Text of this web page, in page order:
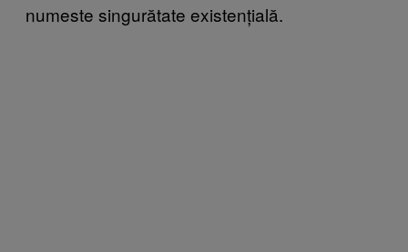
numeste singurătate existențială.